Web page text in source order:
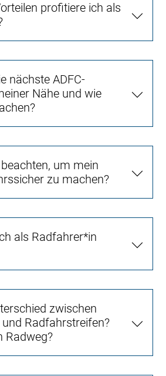
profitiere ich als
nächste ADFC-
Nähe und wie
um mein
zu machen?
als Radfahrer*in
zwischen
Radfahrstreifen?
Radweg?